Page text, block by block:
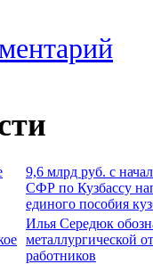
9,6 млрд руб. с
СФР по Кузбассу
единого пособия
Илья Середюк
металлургической
работников